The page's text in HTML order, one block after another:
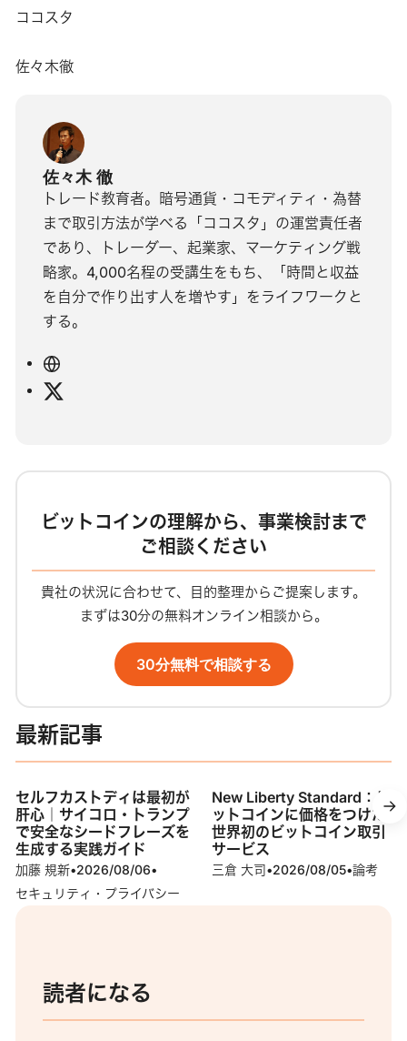
ココスタ
佐々木徹
佐々木 徹
トレード教育者。暗号通貨・コモディティ・為替
まで取引方法が学べる「ココスタ」の運営責任者
であり、トレーダー、起業家、マーケティング戦
略家。4,000名程の受講生をもち、「時間と収益
を自分で作り出す人を増やす」をライフワークと
する。
ウ
ェ
イ
ビットコインの理解から、事業検討まで
ご相談ください
貴社の状況に合わせて、目的整理からご提案します。
まずは30分の無料オンライン相談から。
30分無料で相談する
最新記事
セルフカストディは最初が
肝心｜サイコロ・トランプ
で安全なシードフレーズを
生成する実践ガイド
加藤 規新•2026/08/06•
セキュリティ・プライバシー
New Liberty Standard：ビ
ットコインに価格をつけた
世界初のビットコイン取引
サービス
三倉 大司•2026/08/05•論考
読者になる